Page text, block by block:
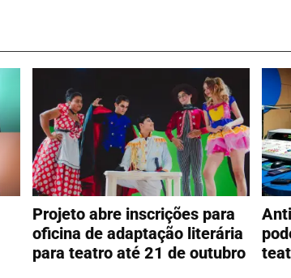
Projeto abre inscrições para
oficina de adaptação literária
para teatro até 21 de outubro